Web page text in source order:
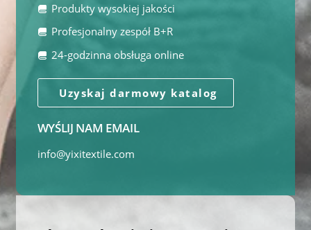
Produkty wysokiej jakości
Profesjonalny zespół B+R
24-godzinna obsługa online
Uzyskaj darmowy katalog
WYŚLIJ NAM EMAIL
info@yixitextile.com